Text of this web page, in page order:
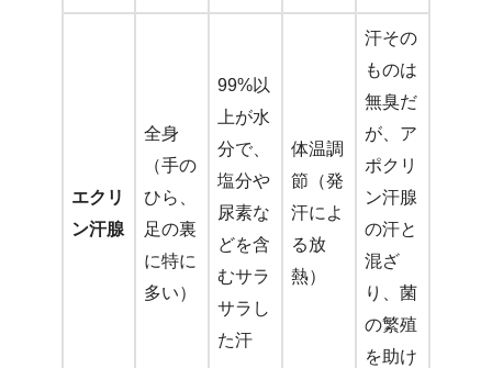
エクリ
ン汗腺
全身
（手の
ひら、
足の裏
に特に
多い）
99%以
上が水
分で、
塩分や
尿素な
どを含
むサラ
サラし
た汗
体温調
節（発
汗によ
る放
熱）
汗その
ものは
無臭だ
が、ア
ポクリ
ン汗腺
の汗と
混ざ
り、菌
の繁殖
を助け